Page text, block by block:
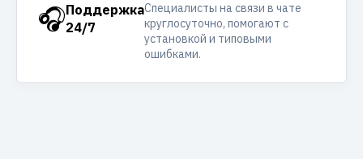
🎧Поддержка
24/7
Специалисты на связи в чате
круглосуточно, помогают с
установкой и типовыми
ошибками.